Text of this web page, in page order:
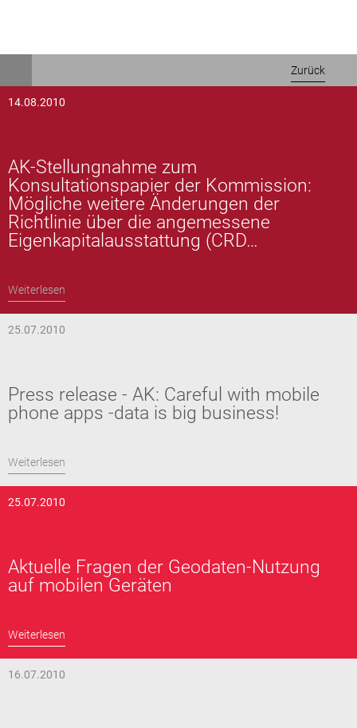
Zurück
14.08.2010
AK-Stellungnahme zum
Konsultationspapier der Kommission:
Mögliche weitere Änderungen der
Richtlinie über die angemessene
Eigenkapitalausstattung (CRD…
Weiterlesen
25.07.2010
Press release - AK: Careful with mobile
phone apps -data is big business!
Weiterlesen
25.07.2010
Aktuelle Fragen der Geodaten-Nutzung
auf mobilen Geräten
Weiterlesen
16.07.2010